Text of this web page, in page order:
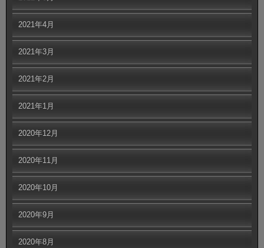
2021年4月
2021年3月
2021年2月
2021年1月
2020年12月
2020年11月
2020年10月
2020年9月
2020年8月